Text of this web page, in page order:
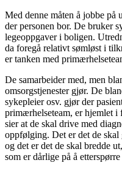
Med denne måten å jobbe på
der personen bor. De bruker
legeoppgaver i boligen.
da foregå relativt sømløst i
er tanken med
De samarbeider med, men
omsorgstjenester gjør. De
sykepleier osv. gjør der
primærhelseteam, er hjemlet i
sier at de skal drive med
oppfølging. Det er det de
og det er det de skal bredde
som er dårlige på å etterspørre